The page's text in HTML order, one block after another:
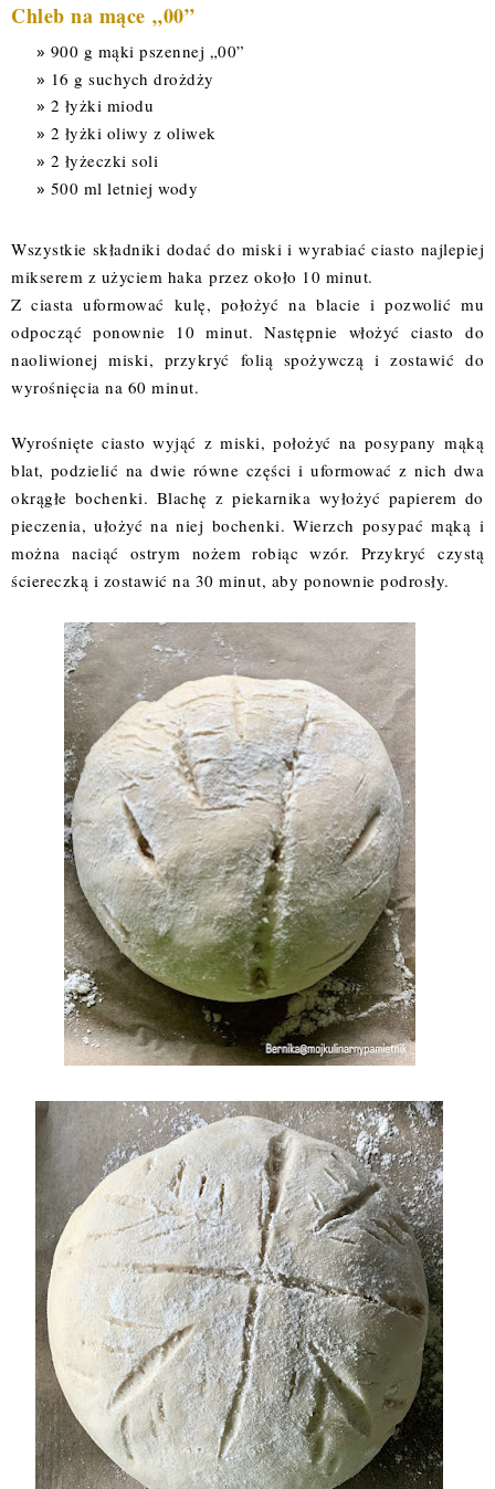
Chleb na mące „00”
900 g mąki pszennej „00”
16 g suchych drożdży
2 łyżki miodu
2 łyżki oliwy z oliwek
2 łyżeczki soli
500 ml letniej wody
Wszystkie składniki dodać do miski i wyrabiać ciasto najlepiej
mikserem z użyciem haka przez około 10 minut.
Z ciasta uformować kulę, położyć na blacie i pozwolić mu
odpocząć ponownie 10 minut. Następnie włożyć ciasto do
naoliwionej miski, przykryć folią spożywczą i zostawić do
wyrośnięcia na 60 minut.
Wyrośnięte ciasto wyjąć z miski, położyć na posypany mąką
blat, podzielić na dwie równe części i uformować z nich dwa
okrągłe bochenki. Blachę z piekarnika wyłożyć papierem do
pieczenia, ułożyć na niej bochenki. Wierzch posypać mąką i
można naciąć ostrym nożem robiąc wzór. Przykryć czystą
ściereczką i zostawić na 30 minut, aby ponownie podrosły.